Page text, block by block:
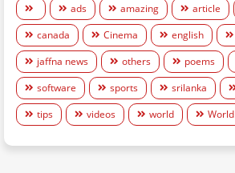
ads amazing article
canada
Cinema english
jaffna news
others poems
software
sports srilanka
tips
videos world World